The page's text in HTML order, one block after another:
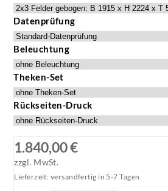
Datenprüfung
Beleuchtung
Theken-Set
Rückseiten-Druck
1.840,00 €
zzgl. MwSt.
Lieferzeit: versandfertig in 5-7 Tagen